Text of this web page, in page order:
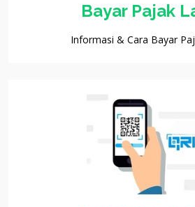
Bayar Pajak
Informasi & Cara Bayar